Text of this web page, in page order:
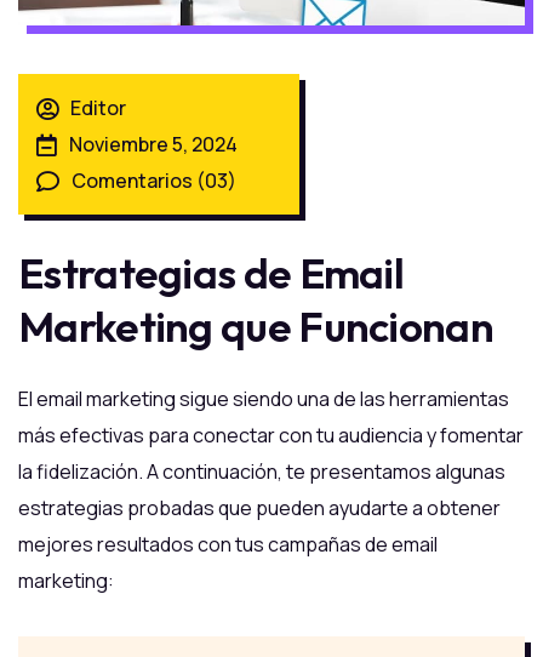
Editor
Noviembre 5, 2024
Comentarios (03)
Estrategias de Email
Marketing que Funcionan
El email marketing sigue siendo una de las herramientas
más efectivas para conectar con tu audiencia y fomentar
la fidelización. A continuación, te presentamos algunas
estrategias probadas que pueden ayudarte a obtener
mejores resultados con tus campañas de email
marketing: